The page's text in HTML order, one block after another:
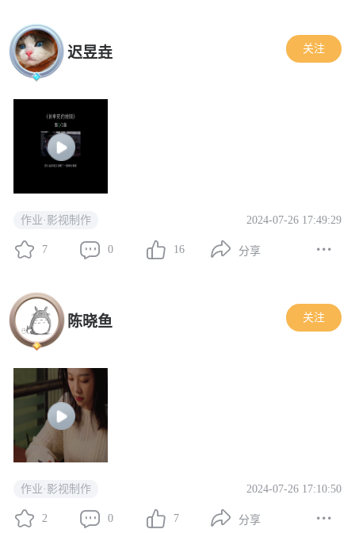
迟昱垚 关注
作业·影视制作 2024-07-26 17:49:29
7 0 16 分享
陈晓鱼 关注
作业·影视制作 2024-07-26 17:10:50
2 0 7 分享